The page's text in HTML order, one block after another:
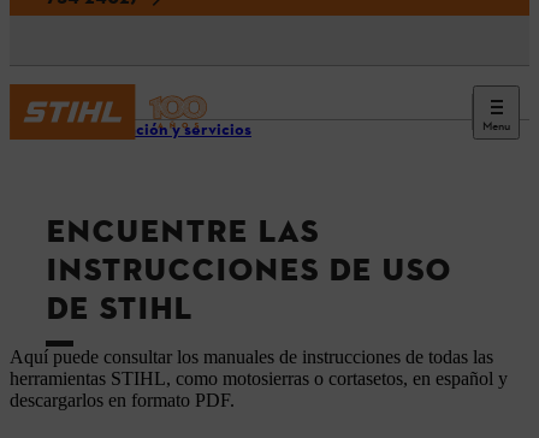
Menu
Información y servicios
ENCUENTRE LAS
INSTRUCCIONES DE USO
DE STIHL
Aquí puede consultar los manuales de instrucciones de todas las
herramientas STIHL, como motosierras o cortasetos, en español y
descargarlos en formato PDF.